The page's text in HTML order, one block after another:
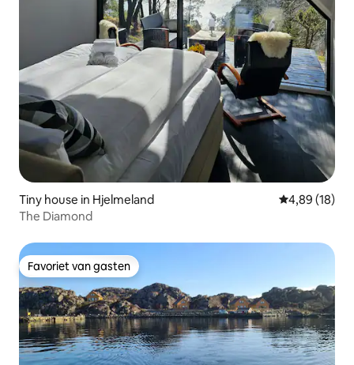
Tiny house in Hjelmeland Gemiddelde
4,89 (18)
The Diamond
Favoriet van gasten
Favoriet van gasten